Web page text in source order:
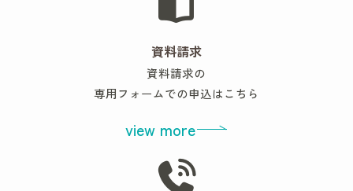
資料請求
資料請求の
専用フォームでの申込はこちら
view more